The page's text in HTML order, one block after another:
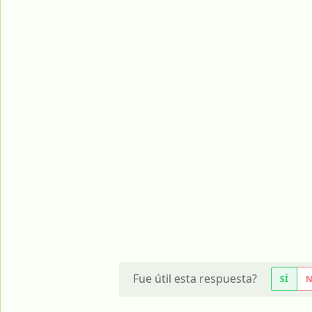
Fue útil esta respuesta? SÍ